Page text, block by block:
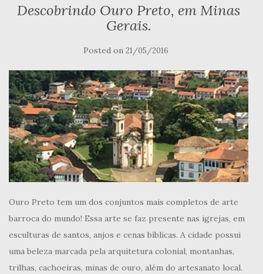
Descobrindo Ouro Preto, em Minas
Gerais.
Posted on 21/05/2016
Ouro Preto tem um dos conjuntos mais completos de arte
barroca do mundo! Essa arte se faz presente nas igrejas, em
esculturas de santos, anjos e cenas bíblicas. A cidade possui
uma beleza marcada pela arquitetura colonial, montanhas,
trilhas, cachoeiras, minas de ouro, além do artesanato local.